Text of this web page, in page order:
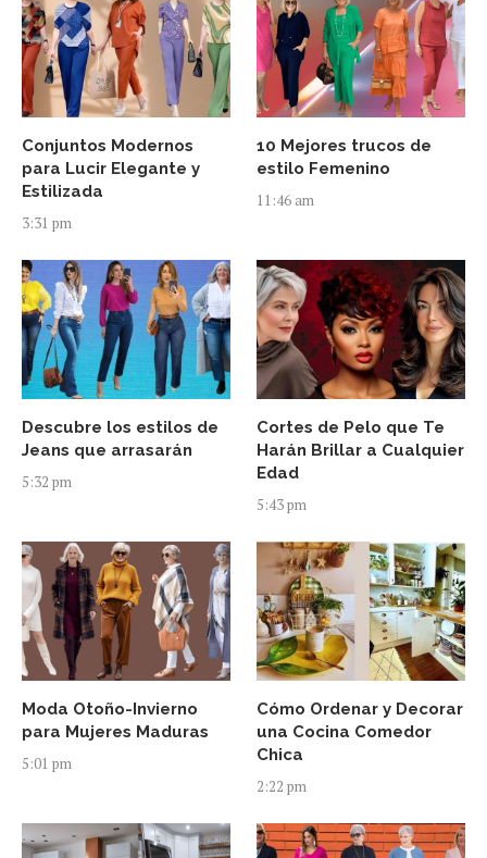
Conjuntos Modernos
para Lucir Elegante y
Estilizada
3:31 pm
10 Mejores trucos de
estilo Femenino
11:46 am
Descubre los estilos de
Jeans que arrasarán
5:32 pm
Cortes de Pelo que Te
Harán Brillar a Cualquier
Edad
5:43 pm
Moda Otoño-Invierno
para Mujeres Maduras
5:01 pm
Cómo Ordenar y Decorar
una Cocina Comedor
Chica
2:22 pm